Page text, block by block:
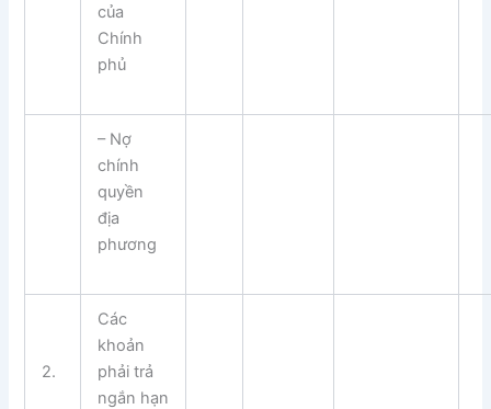
của
Chính
phủ
– Nợ
chính
quyền
địa
phương
2.
Các
khoản
phải trả
ngắn hạn